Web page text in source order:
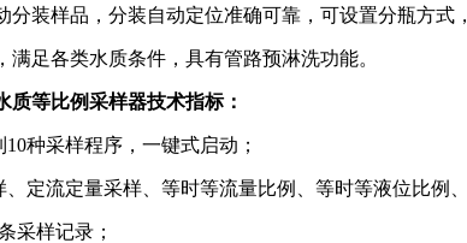
分装样品，分装自动定位准确可靠，可设置分瓶方式
满足各类水质条件，具有管路预淋洗功能。
质等比例采样器技术指标：
种采样程序，一键式启动；
定流定量采样、等时等流量比例、等时等液位比例
采样记录；